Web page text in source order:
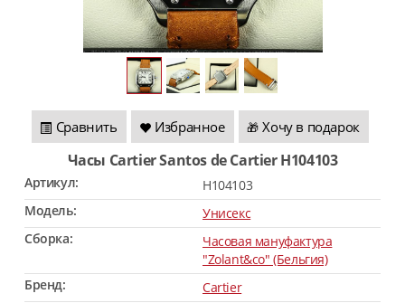
Сравнить Избранное 🎁 Хочу в подарок
Часы Cartier Santos de Cartier H104103
Артикул:
H104103
Модель:
Унисекс
Сборка:
Часовая мануфактура
"Zolant&co" (Бельгия)
Бренд:
Cartier